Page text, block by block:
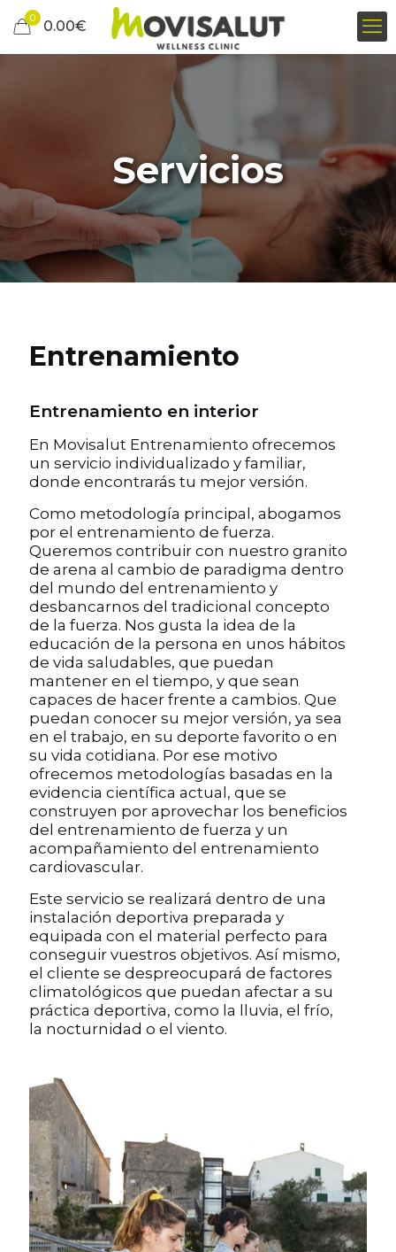
0 0.00€
Servicios
Entrenamiento
Entrenamiento en interior
En Movisalut Entrenamiento ofrecemos
un servicio individualizado y familiar,
donde encontrarás tu mejor versión.
Como metodología principal, abogamos
por el entrenamiento de fuerza.
Queremos contribuir con nuestro granito
de arena al cambio de paradigma dentro
del mundo del entrenamiento y
desbancarnos del tradicional concepto
de la fuerza. Nos gusta la idea de la
educación de la persona en unos hábitos
de vida saludables, que puedan
mantener en el tiempo, y que sean
capaces de hacer frente a cambios. Que
puedan conocer su mejor versión, ya sea
en el trabajo, en su deporte favorito o en
su vida cotidiana. Por ese motivo
ofrecemos metodologías basadas en la
evidencia científica actual, que se
construyen por aprovechar los beneficios
del entrenamiento de fuerza y un
acompañamiento del entrenamiento
cardiovascular.
Este servicio se realizará dentro de una
instalación deportiva preparada y
equipada con el material perfecto para
conseguir vuestros objetivos. Así mismo,
el cliente se despreocupará de factores
climatológicos que puedan afectar a su
práctica deportiva, como la lluvia, el frío,
la nocturnidad o el viento.